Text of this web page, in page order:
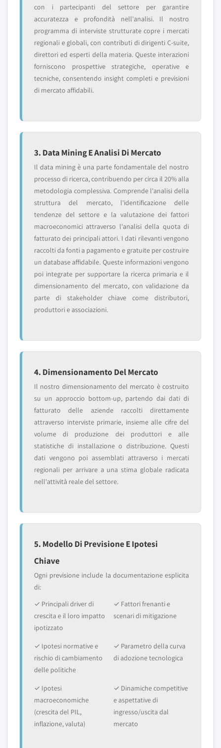
con i partecipanti del settore per garantire
accuratezza e profondità nell'analisi. Il nostro
programma di interviste strutturate copre i mercati
regionali e globali, con contributi di dirigenti C-suite,
direttori ed esperti della materia. Queste interazioni
forniscono prospettive strategiche, operative e
tecniche, consentendo insight completi e previsioni
di mercato affidabili.
3. Data Mining E Analisi Di Mercato
Il data mining è una parte fondamentale del nostro
processo di ricerca, contribuendo per circa il 20% alla
metodologia complessiva. Comprende l'analisi della
struttura del mercato, l'identificazione delle
tendenze del settore e la valutazione dei fattori
macroeconomici attraverso l'analisi della quota di
fatturato dei principali attori. I dati rilevanti vengono
raccolti da fonti a pagamento e gratuite per costruire
un database affidabile. Queste informazioni vengono
poi integrate per supportare la ricerca primaria e il
dimensionamento del mercato, con validazione da
parte di stakeholder chiave come distributori,
produttori e associazioni.
4. Dimensionamento Del Mercato
Il nostro dimensionamento del mercato è costruito
su un approccio bottom-up, partendo dai dati di
fatturato delle aziende raccolti direttamente
attraverso interviste primarie, insieme alle cifre del
volume di produzione dei produttori e alle
statistiche di installazione o distribuzione. Questi
dati vengono poi assemblati attraverso i mercati
regionali per arrivare a una stima globale radicata
nell'attività reale del settore.
5. Modello Di Previsione E Ipotesi
Chiave
Ogni previsione include la documentazione esplicita
di:
✓ Principali driver di
crescita e il loro impatto
ipotizzato
✓ Fattori frenanti e
scenari di mitigazione
✓ Ipotesi normative e
rischio di cambiamento
delle politiche
✓ Parametro della curva
di adozione tecnologica
✓ Ipotesi
macroeconomiche
(crescita del PIL,
inflazione, valuta)
✓ Dinamiche competitive
e aspettative di
ingresso/uscita dal
mercato